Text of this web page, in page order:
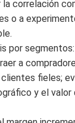
correlación
o a
por
a
fieles;
y el